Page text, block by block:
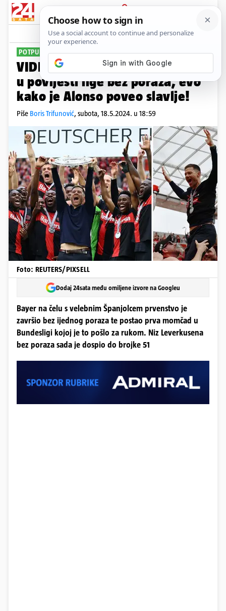
PRIJAVA
Sport Komentari
POTPUNA LUDNICA
VIDEO Čudesni Leverkusen prvi
u povijesti lige bez poraza, evo
kako je Alonso poveo slavlje!
Piše Boris Trifunović, subota, 18.5.2024. u 18:59
Foto: REUTERS/PIXSELL
Dodaj 24sata među omiljene izvore na Googleu
Bayer na čelu s velebnim Španjolcem prvenstvo je
završio bez ijednog poraza te postao prva momčad u
Bundesligi kojoj je to pošlo za rukom. Niz Leverkusena
bez poraza sada je dospio do brojke 51